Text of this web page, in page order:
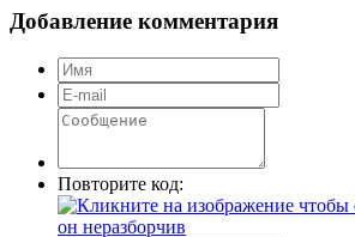
Добавление комментария
Повторите код: